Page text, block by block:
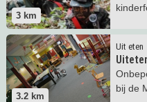
3 km
3.2 km
Uit eten
bij de
Lees meer Uiteten met kids!